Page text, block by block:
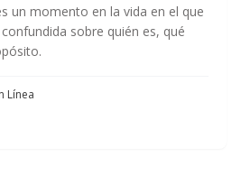
un momento en la vida en el que
sobre quién es, qué
Línea